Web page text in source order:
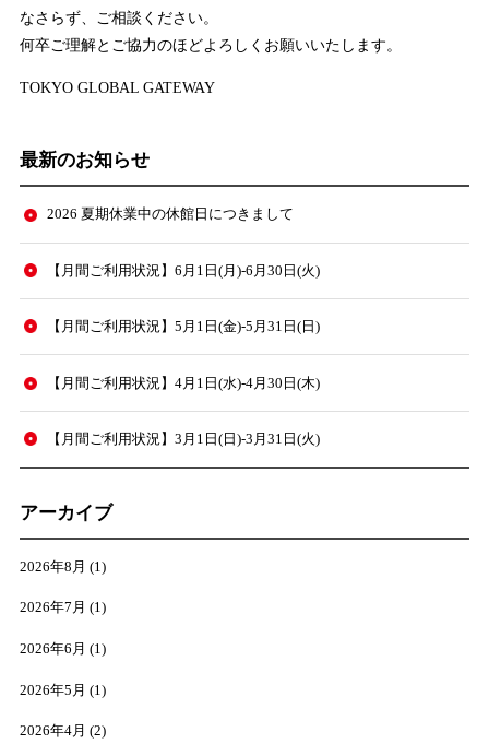
なさらず、ご相談ください。
何卒ご理解とご協力のほどよろしくお願いいたします。
TOKYO GLOBAL GATEWAY
最新のお知らせ
2026 夏期休業中の休館日につきまして
【月間ご利用状況】6月1日(月)-6月30日(火)
【月間ご利用状況】5月1日(金)-5月31日(日)
【月間ご利用状況】4月1日(水)-4月30日(木)
【月間ご利用状況】3月1日(日)-3月31日(火)
アーカイブ
2026年8月 (1)
2026年7月 (1)
2026年6月 (1)
2026年5月 (1)
2026年4月 (2)